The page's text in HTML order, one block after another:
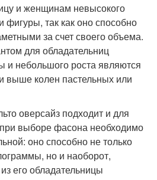
и женщинам невысокого
фигуры, так как оно способно
за счет своего объема.
для обладательниц
и небольшого роста являются
выше колен пастельных или
оверсайз подходит и для
выборе фасона необходимо
оно способно не только
но и наоборот,
его обладательницы